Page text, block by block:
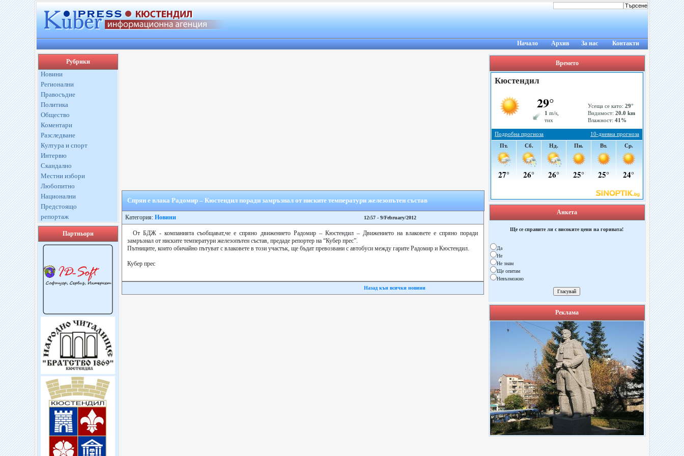
Начало Архив За нас Контакти
Рубрики
Новини
Регионални
Правосъдие
Политика
Общество
Коментари
Разследване
Култура и спорт
Интервю
Скандално
Местни избори
Любопитно
Национални
Предстоящо
репортаж
Партньори
Спрян е влака Радомир – Кюстендил поради замръзнал от ниските температури железопътен състав
Категория: Новини 12:57 - 9/February/2012
От БДЖ - компанията съобщават,че е спряно движението Радомир – Кюстендил – Движението на влаковете е спряно поради
замръзнал от ниските температури железопътен състав, предаде репортер на “Кубер прес”.
Пътниците, които обичайно пътуват с влаковете в този участък, ще бъдат превозвани с автобуси между гарите Радомир и Кюстендил.
Кубер прес
Назад кън всички новини
Времето
Анкета
Ще се справите ли с високите цени на горивата!
Да
Не
Не знам
Ще опитам
Невъзможно
Реклама